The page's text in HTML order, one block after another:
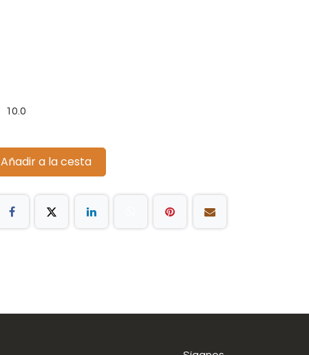
10.0
Añadir a la cesta